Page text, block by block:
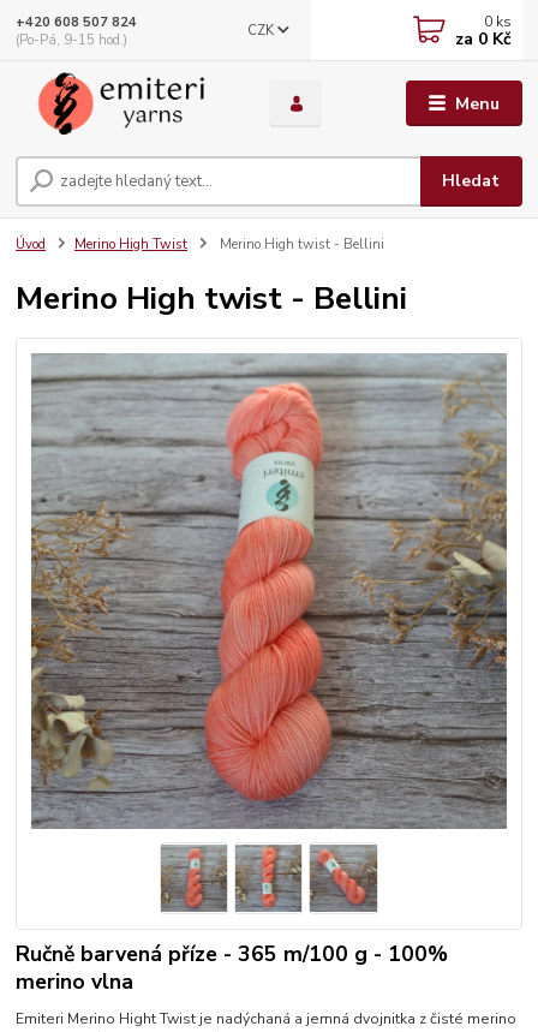
Menu
CZK
Hledat
+420 608 507 824
(Po-Pá, 9-15 hod.)
0 ks
za 0 Kč
Úvod Merino High Twist Merino High twist - Bellini
Merino High twist - Bellini
Ručně barvená příze - 365 m/100 g - 100%
merino vlna
Emiteri Merino Hight Twist je nadýchaná a jemná dvojnitka z čisté merino